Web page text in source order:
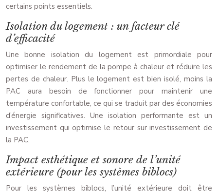
certains points essentiels.
Isolation du logement : un facteur clé
d’efficacité
Une bonne isolation du logement est primordiale pour
optimiser le rendement de la pompe à chaleur et réduire les
pertes de chaleur. Plus le logement est bien isolé, moins la
PAC aura besoin de fonctionner pour maintenir une
température confortable, ce qui se traduit par des économies
d’énergie significatives. Une isolation performante est un
investissement qui optimise le retour sur investissement de
la PAC.
Impact esthétique et sonore de l’unité
extérieure (pour les systèmes biblocs)
Pour les systèmes biblocs, l’unité extérieure doit être